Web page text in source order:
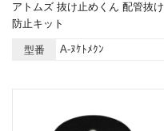
アトムズ 抜け止めくん 配管抜け
防止キット
型番 A-ﾇｹﾄﾒｸﾝ